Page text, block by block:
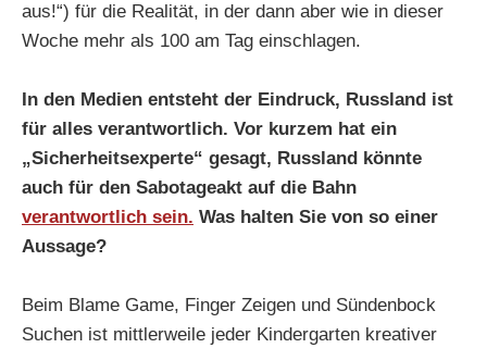
aus!“) für die Realität, in der dann aber wie in dieser
Woche mehr als 100 am Tag einschlagen.
In den Medien entsteht der Eindruck, Russland ist
für alles verantwortlich. Vor kurzem hat ein
„Sicherheitsexperte“ gesagt, Russland könnte
auch für den Sabotageakt auf die Bahn
verantwortlich sein. Was halten Sie von so einer
Aussage?
Beim Blame Game, Finger Zeigen und Sündenbock
Suchen ist mittlerweile jeder Kindergarten kreativer